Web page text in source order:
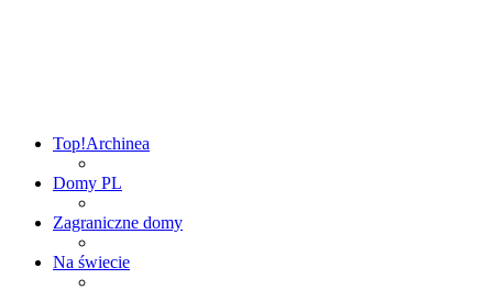
Top!Archinea
Domy PL
Zagraniczne domy
Na świecie